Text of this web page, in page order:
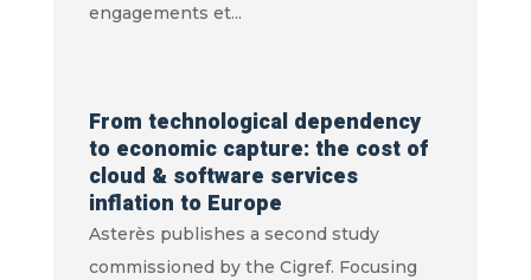
engagements et...
From technological dependency
to economic capture: the cost of
cloud & software services
inflation to Europe
Asterès publishes a second study
commissioned by the Cigref. Focusing